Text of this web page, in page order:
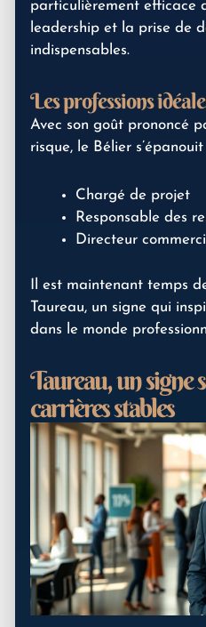
particulièrement efficace
leadership et la prise de
indispensables.
Les professions
Avec son goût prononcé
risque, le Bélier
Chargé de projet
Responsable des
Directeur
Il est maintenant temps
Taureau, un signe qui
dans le monde
Taureau, un signe
carrières stables